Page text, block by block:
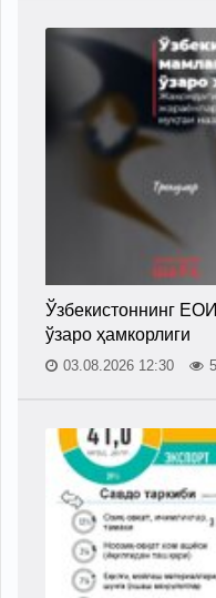
Ўзбекистоннинг
ўзаро ҳамкорлиги
03.08.2026 12:30